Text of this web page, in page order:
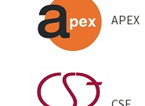
APEX